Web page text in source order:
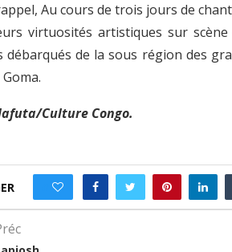
Au cours de trois jours de
virtuosités artistiques sur
débarqués de la sous région des
Culture Congo.